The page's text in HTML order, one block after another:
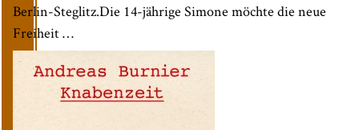
Berlin-Steglitz.Die 14-jährige Simone möchte die neue
Freiheit …